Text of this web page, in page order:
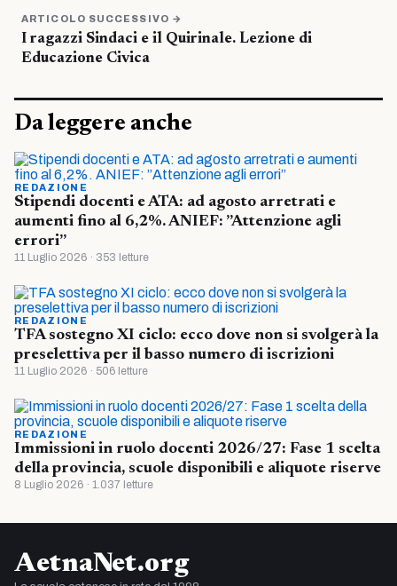
ARTICOLO SUCCESSIVO →
I ragazzi Sindaci e il Quirinale. Lezione di
Educazione Civica
Da leggere anche
REDAZIONE
Stipendi docenti e ATA: ad agosto arretrati e
aumenti fino al 6,2%. ANIEF: ”Attenzione agli
errori”
11 Luglio 2026 · 353 letture
REDAZIONE
TFA sostegno XI ciclo: ecco dove non si svolgerà la
preselettiva per il basso numero di iscrizioni
11 Luglio 2026 · 506 letture
REDAZIONE
Immissioni in ruolo docenti 2026/27: Fase 1 scelta
della provincia, scuole disponibili e aliquote riserve
8 Luglio 2026 · 1.037 letture
AetnaNet.org